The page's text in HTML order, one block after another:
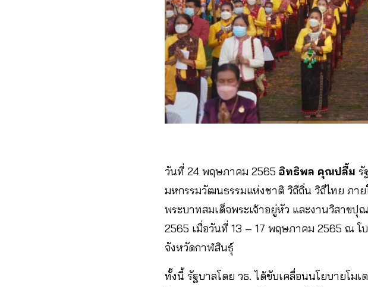
วันที่ 24 พฤษภาคม 2565 อิทธิพล คุณปลื้ม รั
มหกรรมวัฒนธรรมแห่งชาติ วิถีถิ่น วิถีไทย ภาย
พระบาทสมเด็จพระเจ้าอยู่หัว และงานวิสาข
2565 เมื่อวันที่ 13 – 17 พฤษภาคม 2565 ณ โ
จังหวัดกาฬสินธุ์
ทั้งนี้ รัฐบาลโดย วธ. ได้ขับเคลื่อนนโยบายโม